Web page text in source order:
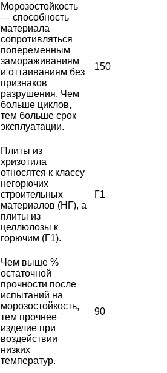
Морозостойкость
— способность
материала
сопротивляться
попеременным
замораживаниям
и оттаиваниям без
признаков
разрушения. Чем
больше циклов,
тем больше срок
эксплуатации.
150
Плиты из
хризотила
относятся к классу
негорючих
строительных
материалов (НГ), а
плиты из
целлюлозы к
горючим (Г1).
Г1
Чем выше %
остаточной
прочности после
испытаний на
морозостойкость,
тем прочнее
изделие при
воздействии
низких
температур.
90